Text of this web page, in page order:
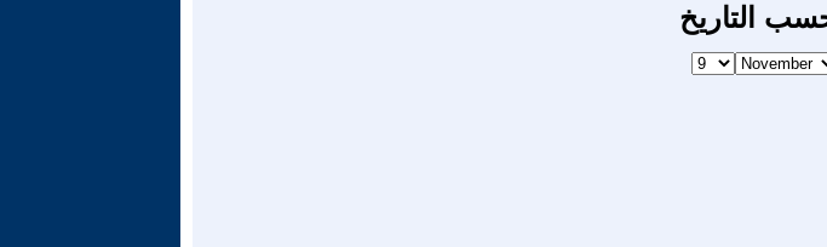
التاريخ